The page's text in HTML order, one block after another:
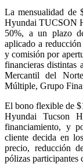
La mensualidad de
Hyundai TUCSON
50%, a un plazo
aplicado a
y comisión por
financieras distintas
Mercantil del
Múltiple, Grupo
El bono flexible de
Hyundai Tucson
financiamiento, y
cliente decida en
precio, reducción
pólizas participantes